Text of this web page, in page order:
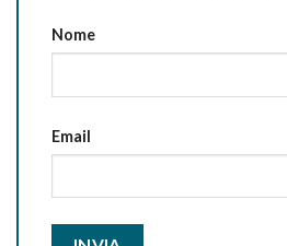
Nome
Email